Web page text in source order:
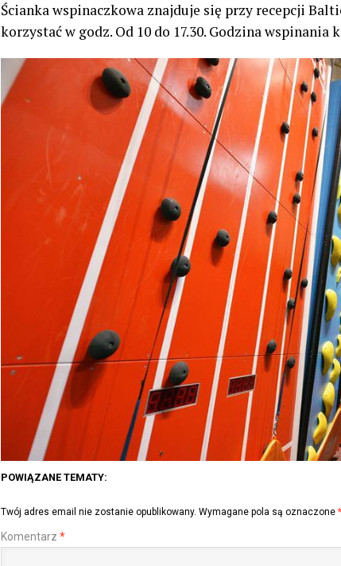
Ścianka wspinaczkowa znajduje się przy recepcji
korzystać w godz. Od 10 do 17.30. Godzina wspinania
POWIĄZANE TEMATY:
Twój adres email nie zostanie opublikowany. Wymagane pola są oznaczone *
Komentarz *